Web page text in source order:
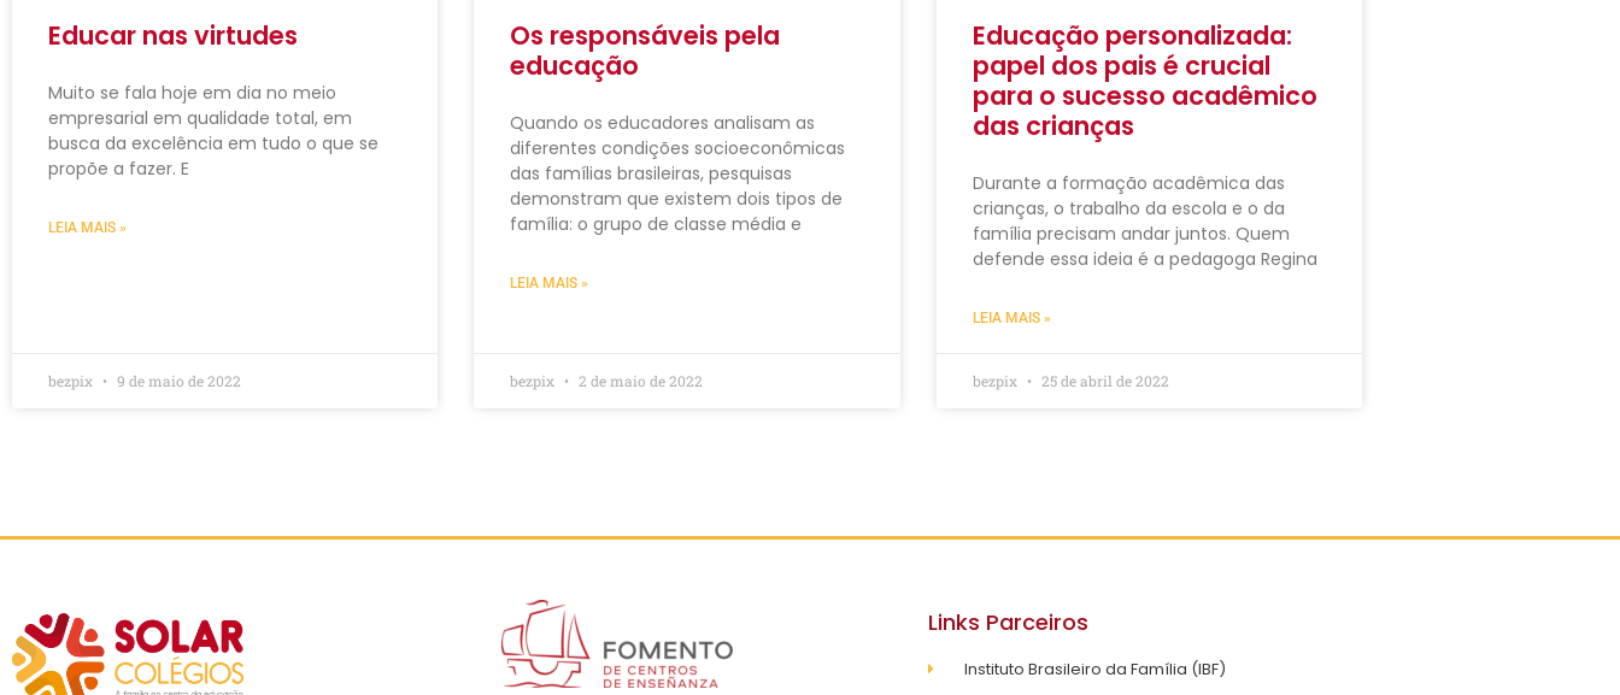
Educar nas virtudes
Muito se fala hoje em dia no meio
empresarial em qualidade total, em
busca da excelência em tudo o que se
propõe a fazer. E
LEIA MAIS »
bezpix 9 de maio de 2022
Os responsáveis pela
educação
Quando os educadores analisam as
diferentes condições socioeconômicas
das famílias brasileiras, pesquisas
demonstram que existem dois tipos de
família: o grupo de classe média e
LEIA MAIS »
bezpix 2 de maio de 2022
Educação personalizada:
papel dos pais é crucial
para o sucesso acadêmico
das crianças
Durante a formação acadêmica das
crianças, o trabalho da escola e o da
família precisam andar juntos. Quem
defende essa ideia é a pedagoga Regina
LEIA MAIS »
bezpix 25 de abril de 2022
Links Parceiros
Instituto Brasileiro da Família (IBF)